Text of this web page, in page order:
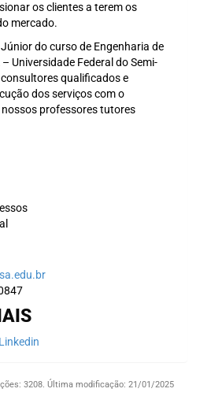
os clientes a terem os
mercado.
do curso de Engenharia de
Universidade Federal do Semi-
qualificados e
dos serviços com o
professores tutores
Linkedin
3208. Última modificação: 21/01/2025